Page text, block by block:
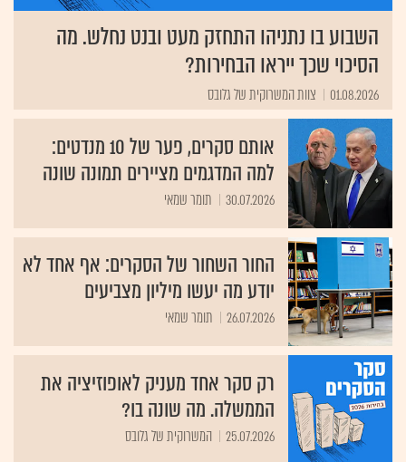
השבוע בו נתניהו התחזק מעט ובנט נחלש. מה
הסיכוי שכך ייראו הבחירות?
01.08.2026 צוות המשרוקית של גלובס
אותם סקרים, פער של 10 מנדטים:
למה המדגמים מציירים תמונה שונה
30.07.2026 תומר שמאי
החור השחור של הסקרים: אף אחד לא
יודע מה יעשו מיליון מצביעים
26.07.2026 תומר שמאי
רק סקר אחד מעניק לאופוזיציה את
הממשלה. מה שונה בו?
25.07.2026 המשרוקית של גלובס